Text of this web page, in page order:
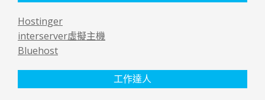
Hostinger
interserver虛擬主機
Bluehost
工作達人